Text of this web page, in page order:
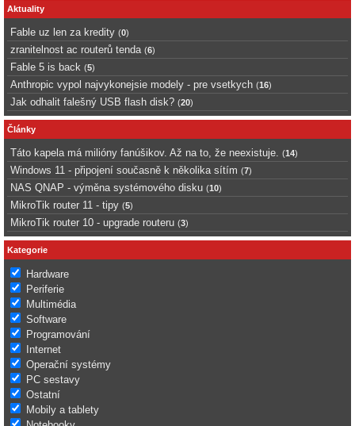
Aktuality
Fable uz len za kredity (0)
zranitelnost ac routerů tenda (6)
Fable 5 is back (5)
Anthropic vypol najvykonejsie modely - pre vsetkych (16)
Jak odhalit falešný USB flash disk? (20)
Články
Táto kapela má milióny fanúšikov. Až na to, že neexistuje. (14)
Windows 11 - připojení současně k několika sítím (7)
NAS QNAP - výměna systémového disku (10)
MikroTik router 11 - tipy (5)
MikroTik router 10 - upgrade routeru (3)
Kategorie
Hardware
Periferie
Multimédia
Software
Programování
Internet
Operační systémy
PC sestavy
Ostatní
Mobily a tablety